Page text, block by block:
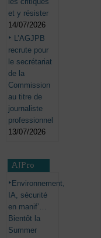
et y résister
14/07/2026
L’AGJPB
recrute pour
le secrétariat
de la
Commission
au titre de
journaliste
professionnel
13/07/2026
AJPro
Environnement,
IA, sécurité
en manif’…
Bientôt la
Summer